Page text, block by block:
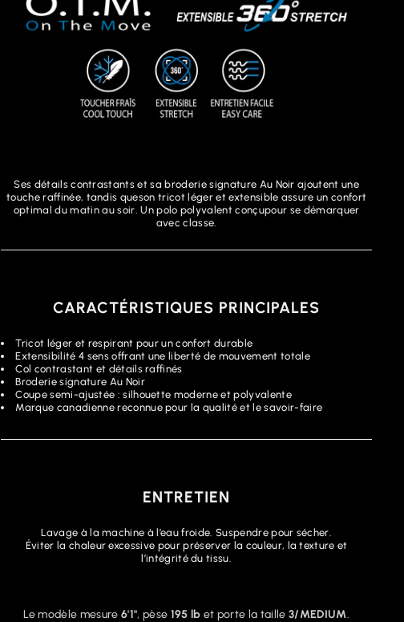
Ses détails contrastants et sa broderie signature Au Noir ajoutent une
touche raffinée, tandis queson tricot léger et extensible assure un confort
optimal du matin au soir. Un polo polyvalent conçupour se démarquer
avec classe.
CARACTÉRISTIQUES PRINCIPALES
Tricot léger et respirant pour un confort durable
Extensibilité 4 sens offrant une liberté de mouvement totale
Col contrastant et détails raffinés
Broderie signature Au Noir
Coupe semi-ajustée : silhouette moderne et polyvalente
Marque canadienne reconnue pour la qualité et le savoir-faire
ENTRETIEN
Lavage à la machine à l’eau froide. Suspendre pour sécher.
Éviter la chaleur excessive pour préserver la couleur, la texture et
l’intégrité du tissu.
Le modèle mesure 6'1", pèse 195 lb et porte la taille 3/MEDIUM.